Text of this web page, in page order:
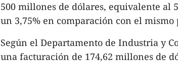
500 millones de dólares, equivalente al
un 3,75% en comparación con el mismo
Según el Departamento de Industria y
una facturación de 174,62 millones de